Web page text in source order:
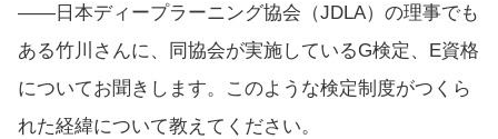
―― 日本ディープラーニング協会 （JDLA）の理事でも
ある竹川さんに、同協会が実施しているG検定 、 E資格
についてお聞きします。このような検定制度がつくら
れた経緯について教えてください。